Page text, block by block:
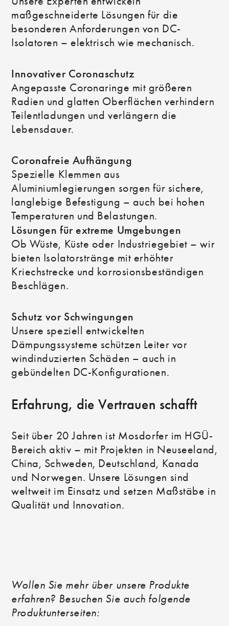
maßgeschneiderte Lösungen für die
besonderen Anforderungen von DC-
Isolatoren – elektrisch wie mechanisch.
Innovativer Coronaschutz
Angepasste Coronaringe mit größeren
Radien und glatten Oberflächen verhindern
Teilentladungen und verlängern die
Lebensdauer.
Coronafreie Aufhängung
Spezielle Klemmen aus
Aluminiumlegierungen sorgen für sichere,
langlebige Befestigung – auch bei hohen
Temperaturen und Belastungen.
Lösungen für extreme Umgebungen
Ob Wüste, Küste oder Industriegebiet – wir
bieten Isolatorstränge mit erhöhter
Kriechstrecke und korrosionsbeständigen
Beschlägen.
Schutz vor Schwingungen
Unsere speziell entwickelten
Dämpungssysteme schützen Leiter vor
windinduzierten Schäden – auch in
gebündelten DC-Konfigurationen.
Erfahrung, die Vertrauen schafft
Seit über 20 Jahren ist Mosdorfer im HGÜ-
Bereich aktiv – mit Projekten in Neuseeland,
China, Schweden, Deutschland, Kanada
und Norwegen. Unsere Lösungen sind
weltweit im Einsatz und setzen Maßstäbe in
Qualität und Innovation.
Wollen Sie mehr über unsere Produkte
erfahren? Besuchen Sie auch folgende
Produktunterseiten: